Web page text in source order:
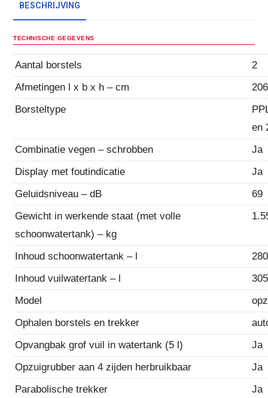
BESCHRIJVING
TECHNISCHE GEGEVENS
Aantal borstels
2
Afmetingen l x b x h – cm
Borsteltype
en
Combinatie vegen – schrobben
Ja
Display met foutindicatie
Ja
Geluidsniveau – dB
69
Gewicht in werkende staat (met volle
schoonwatertank) – kg
Inhoud schoonwatertank – l
280
Inhoud vuilwatertank – l
305
Model
Ophalen borstels en trekker
Opvangbak grof vuil in watertank (5 l)
Ja
Opzuigrubber aan 4 zijden herbruikbaar
Ja
Parabolische trekker
Ja